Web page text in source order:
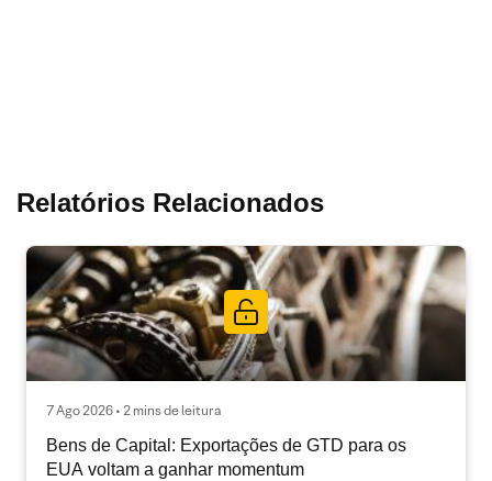
Relatórios Relacionados
7 Ago 2026 • 2 mins de leitura
Bens de Capital: Exportações de GTD para os
EUA voltam a ganhar momentum